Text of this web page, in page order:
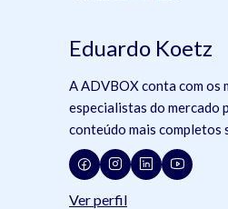
Eduardo Koetz
A ADVBOX conta com os
especialistas do mercado
conteúdo mais completos
jurídico, tecnologia e
Ver perfil